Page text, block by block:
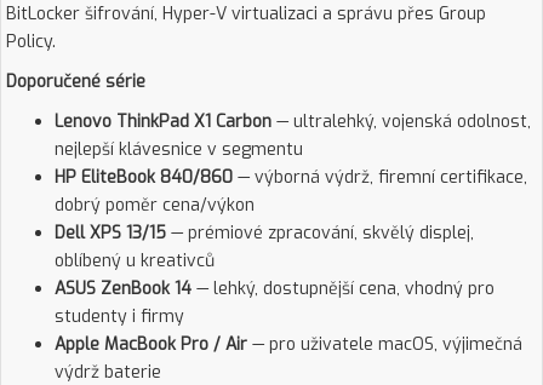
BitLocker šifrování, Hyper-V virtualizaci a správu přes Group
Policy.
Doporučené série
Lenovo ThinkPad X1 Carbon — ultralehký, vojenská odolnost,
nejlepší klávesnice v segmentu
HP EliteBook 840/860 — výborná výdrž, firemní certifikace,
dobrý poměr cena/výkon
Dell XPS 13/15 — prémiové zpracování, skvělý displej,
oblíbený u kreativců
ASUS ZenBook 14 — lehký, dostupnější cena, vhodný pro
studenty i firmy
Apple MacBook Pro / Air — pro uživatele macOS, výjimečná
výdrž baterie